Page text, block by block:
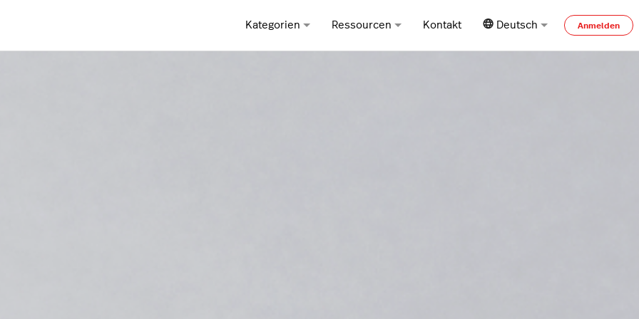
Kategorien Ressourcen Kontakt Deutsch Anmelden